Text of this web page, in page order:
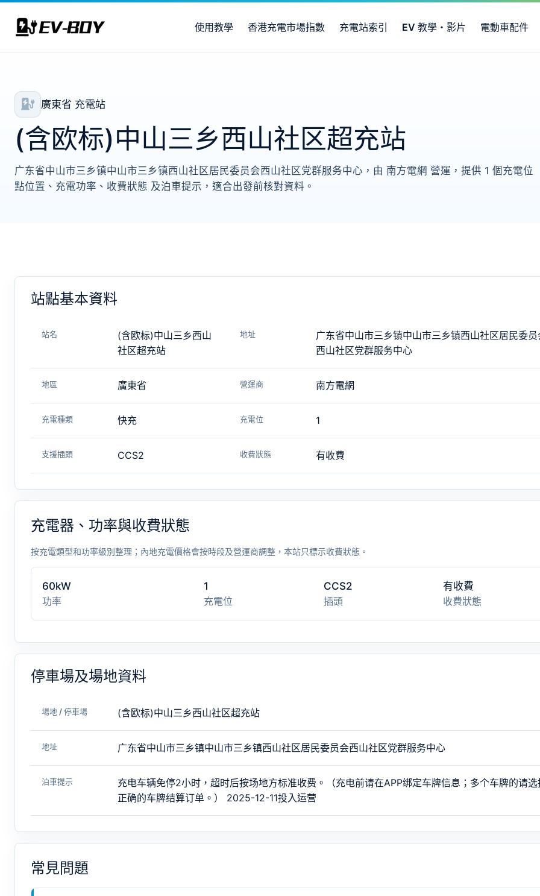
使用教學 香港充電市場指數 充電站索引 EV 教學・影片 電動車配件
廣東省 充電站
(含欧标)中山三乡西山社区超充站
广东省中山市三乡镇中山市三乡镇西山社区居民委员会西山社区党群服务中心，由 南方電網 營運，提供 1 個充電位
點位置、充電功率、收費狀態 及泊車提示，適合出發前核對資料。
站點基本資料
站名
(含欧标)中山三乡西山
社区超充站
地址
广东省中山市三乡镇中山市三乡镇西山社区居民委员
西山社区党群服务中心
地區 廣東省 營運商 南方電網
充電種類 快充 充電位 1
支援插頭 CCS2 收費狀態 有收費
充電器、功率與收費狀態
按充電類型和功率級別整理；內地充電價格會按時段及營運商調整，本站只標示收費狀態。
60kW
功率
1
充電位
CCS2
插頭
有收費
收費狀態
停車場及場地資料
場地 / 停車場 (含欧标)中山三乡西山社区超充站
地址 广东省中山市三乡镇中山市三乡镇西山社区居民委员会西山社区党群服务中心
泊車提示
充电车辆免停2小时，超时后按场地方标准收费。（充电前请在APP绑定车牌信息；多个车牌的请选
正确的车牌结算订单。） 2025-12-11投入运营
常見問題